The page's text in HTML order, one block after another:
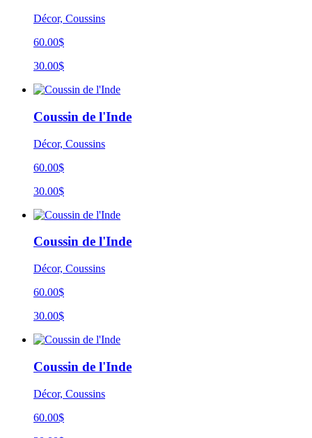
Décor, Coussins
60.00$
30.00$
Coussin de l'Inde
Décor, Coussins
60.00$
30.00$
Coussin de l'Inde
Décor, Coussins
60.00$
30.00$
Coussin de l'Inde
Décor, Coussins
60.00$